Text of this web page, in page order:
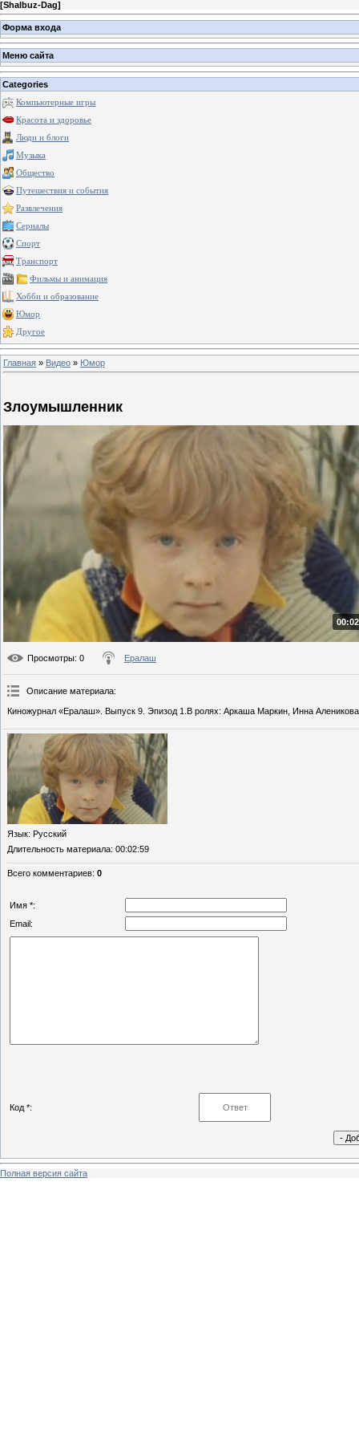
[Shalbuz-Dag]
Форма входа
Меню сайта
Categories
Компьютерные игры
Красота и здоровье
Люди и блоги
Музыка
Общество
Путешествия и события
Развлечения
Сериалы
Спорт
Транспорт
Фильмы и анимация
Хобби и образование
Юмор
Другое
Главная » Видео » Юмор
Злоумышленник
Просмотры: 0 Ералаш
Описание материала:
Киножурнал «Ералаш». Выпуск 9. Эпизод 1.В ролях: Аркаша Маркин, Инна
Язык: Русский
Длительность материала: 00:02:59
Всего комментариев: 0
Имя *:
Email:
Код *:
Полная версия сайта